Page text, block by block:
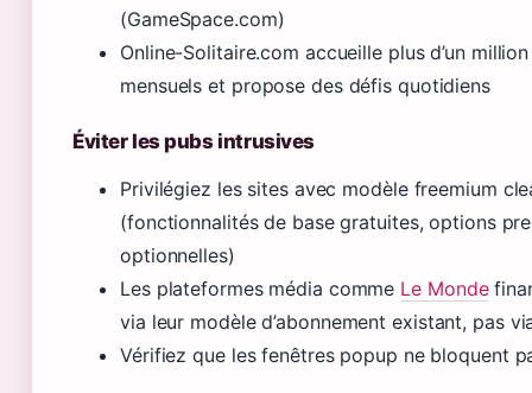
(GameSpace.com)
Online-Solitaire.com accueille plus d’un
mensuels et propose des défis quotidiens
Éviter les pubs intrusives
Privilégiez les sites avec modèle freemium
(fonctionnalités de base gratuites, options
optionnelles)
Les plateformes média comme Le Monde
via leur modèle d’abonnement existant, pas
Vérifiez que les fenêtres popup ne bloquent